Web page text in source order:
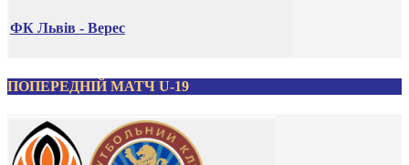
ФК Львів - Верес
ПОПЕРЕДНІЙ МАТЧ U-19